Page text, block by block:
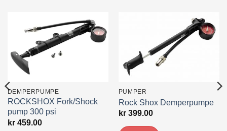
DEMPERPUMPE
ROCKSHOX Fork/Shock
pump 300 psi
kr459.00
PUMPER
Rock Shox Demperpumpe
kr399.00